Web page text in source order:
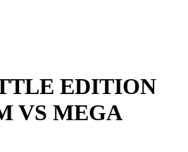
EDITION
VS MEGA